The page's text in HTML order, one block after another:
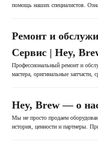
помощь наших специалистов.
Ремонт и
Сервис | Hey,
Профессиональный ремонт и
мастера, оригинальные запчасти,
Hey, Brew — о
Мы не просто продаем
история, ценности и партнеры.